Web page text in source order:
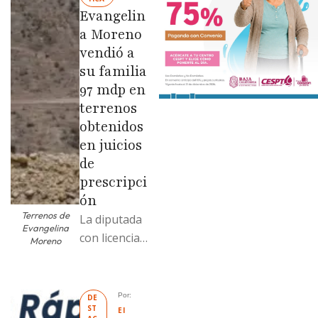
Terrenos de
Evangelina
Moreno
Evangelin
a Moreno
vendió a
su familia
97 mdp en
terrenos
obtenidos
en juicios
de
prescripci
ón
La diputada
con licencia
antecedente
s de
DE
ST
Por:
El